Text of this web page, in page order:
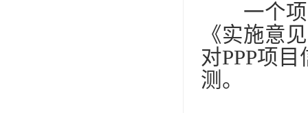
一个项
《实施意
对PPP项目
测。